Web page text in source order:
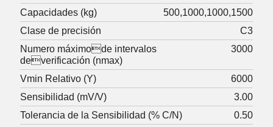
Capacidades (kg) 500 1000 1000 1500
Clase de precisión
C3
Numero máximode intervalos
deverificación (nmax)
3000
Vmin Relativo (Y)
6000
Sensibilidad (mV/V)
3.00
Tolerancia de la Sensibilidad (% C/N)
0.50